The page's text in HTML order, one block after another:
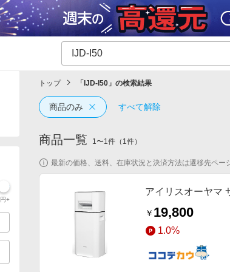
イベント一覧 ショッピング
円+
トップ 「 IJD-I50 」の検索結果
商品のみ すべて解除
商品一覧 1〜1件 （ 1件）
最新の価格、送料、在庫状況と決済方法は遷移先ペー
アイリスオーヤマ
￥ 19,800
1.0%